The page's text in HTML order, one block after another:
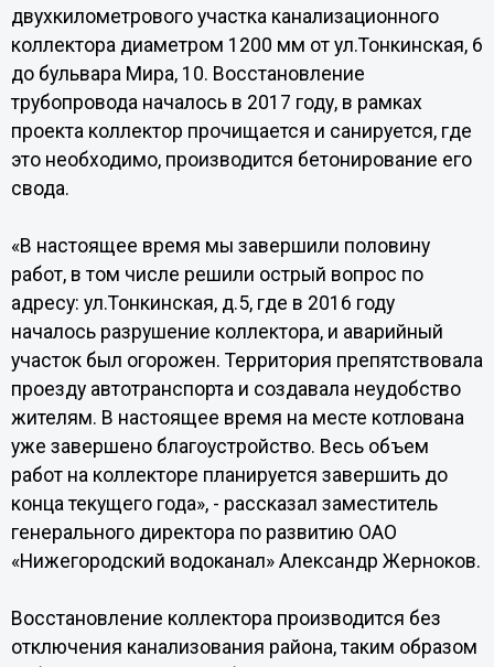
двухкилометрового участка канализационного
коллектора диаметром 1200 мм от ул.Тонкинская, 6
до бульвара Мира, 10. Восстановление
трубопровода началось в 2017 году, в рамках
проекта коллектор прочищается и санируется, где
это необходимо, производится бетонирование его
свода.
«В настоящее время мы завершили половину
работ, в том числе решили острый вопрос по
адресу: ул.Тонкинская, д.5, где в 2016 году
началось разрушение коллектора, и аварийный
участок был огорожен. Территория препятствовала
проезду автотранспорта и создавала неудобство
жителям. В настоящее время на месте котлована
уже завершено благоустройство. Весь объем
работ на коллекторе планируется завершить до
конца текущего года», - рассказал заместитель
генерального директора по развитию ОАО
«Нижегородский водоканал» Александр Жерноков.
Восстановление коллектора производится без
отключения канализования района, таким образом